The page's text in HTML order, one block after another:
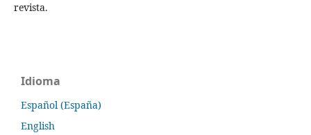
revista.
Idioma
Español (España)
English